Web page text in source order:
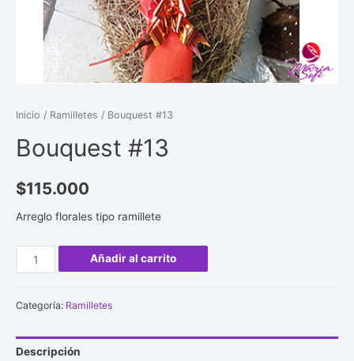
Inicio / Ramilletes / Bouquest #13
Bouquest #13
$115.000
Arreglo florales tipo ramillete
Bouquest
#13
Añadir al carrito
Categoría: Ramilletes
Descripción